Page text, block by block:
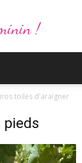
!
toiles d'araigner
pieds